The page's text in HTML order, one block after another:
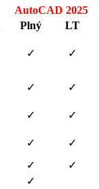
AutoCAD 2025
Plný
LT
✓ ✓
✓
✓
✓
✓
✓
✓
✓
✓
✓